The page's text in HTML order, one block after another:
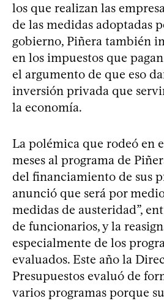
los que realizan las
de las medidas adoptadas
gobierno, Piñera también
en los impuestos que
el argumento de que eso
inversión privada que
la economía.
La polémica que rodeó en
meses al programa de
del financiamiento de sus
anunció que será por
medidas de austeridad”,
de funcionarios, y la
especialmente de los
evaluados. Este año la
Presupuestos evaluó de
varios programas porque